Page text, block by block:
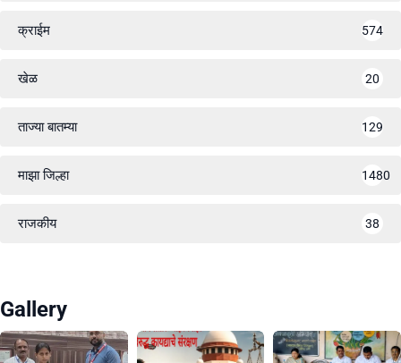
क्राईम 574
खेळ 20
ताज्या बातम्या 129
माझा जिल्हा 1480
राजकीय 38
Gallery